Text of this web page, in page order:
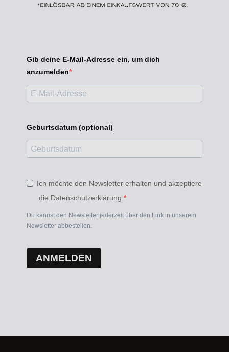
Gib deine E-Mail-Adresse ein, um dich
anzumelden
Geburtsdatum (optional)
Ich möchte den Newsletter erhalten und akzeptiere
die Datenschutzerklärung.
Du kannst den Newsletter jederzeit über den Link in unserem
Newsletter abbestellen.
ANMELDEN